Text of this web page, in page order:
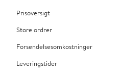
Prisoversigt
Store ordrer
Forsendelsesomkostninger
Leveringstider